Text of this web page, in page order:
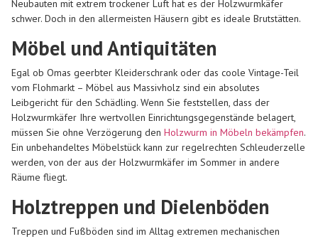
Neubauten mit extrem trockener Luft hat es der Holzwurmkäfer
schwer. Doch in den allermeisten Häusern gibt es ideale Brutstätten.
Möbel und Antiquitäten
Egal ob Omas geerbter Kleiderschrank oder das coole Vintage-Teil
vom Flohmarkt – Möbel aus Massivholz sind ein absolutes
Leibgericht für den Schädling. Wenn Sie feststellen, dass der
Holzwurmkäfer Ihre wertvollen Einrichtungsgegenstände belagert,
müssen Sie ohne Verzögerung den Holzwurm in Möbeln bekämpfen.
Ein unbehandeltes Möbelstück kann zur regelrechten Schleuderzelle
werden, von der aus der Holzwurmkäfer im Sommer in andere
Räume fliegt.
Holztreppen und Dielenböden
Treppen und Fußböden sind im Alltag extremen mechanischen